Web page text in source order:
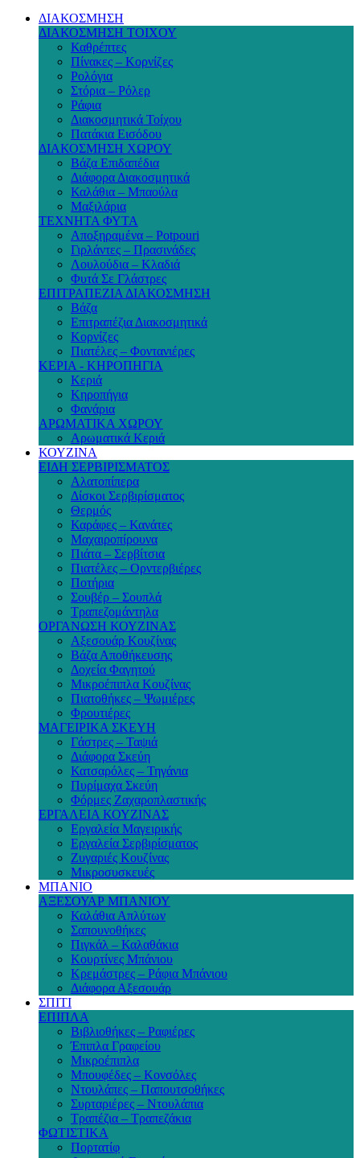
ΔΙΑΚΟΣΜΗΣΗ
ΔΙΑΚΟΣΜΗΣΗ ΤΟΙΧΟΥ
Καθρέπτες
Πίνακες – Κορνίζες
Ρολόγια
Στόρια – Ρόλερ
Ράφια
Διακοσμητικά Τοίχου
Πατάκια Εισόδου
ΔΙΑΚΟΣΜΗΣΗ ΧΩΡΟΥ
Βάζα Επιδαπέδια
Διάφορα Διακοσμητικά
Καλάθια – Μπαούλα
Μαξιλάρια
ΤΕΧΝΗΤΑ ΦΥΤΑ
Αποξηραμένα – Potpouri
Γιρλάντες – Πρασινάδες
Λουλούδια – Κλαδιά
Φυτά Σε Γλάστρες
ΕΠΙΤΡΑΠΕΖΙΑ ΔΙΑΚΟΣΜΗΣΗ
Βάζα
Επιτραπέζια Διακοσμητικά
Κορνίζες
Πιατέλες – Φοντανιέρες
ΚΕΡΙΑ - ΚΗΡΟΠΗΓΙΑ
Κεριά
Κηροπήγια
Φανάρια
ΑΡΩΜΑΤΙΚΑ ΧΩΡΟΥ
Αρωματικά Κεριά
ΚΟΥΖΙΝΑ
ΕΙΔΗ ΣΕΡΒΙΡΙΣΜΑΤΟΣ
Αλατοπίπερα
Δίσκοι Σερβιρίσματος
Θερμός
Καράφες – Κανάτες
Μαχαιροπίρουνα
Πιάτα – Σερβίτσια
Πιατέλες – Ορντερβιέρες
Ποτήρια
Σουβέρ – Σουπλά
Τραπεζομάντηλα
ΟΡΓΑΝΩΣΗ ΚΟΥΖΙΝΑΣ
Αξεσουάρ Κουζίνας
Βάζα Αποθήκευσης
Δοχεία Φαγητού
Μικροέπιπλα Κουζίνας
Πιατοθήκες – Ψωμιέρες
Φρουτιέρες
ΜΑΓΕΙΡΙΚΑ ΣΚΕΥΗ
Γάστρες – Ταψιά
Διάφορα Σκεύη
Κατσαρόλες – Τηγάνια
Πυρίμαχα Σκεύη
Φόρμες Ζαχαροπλαστικής
ΕΡΓΑΛΕΙΑ ΚΟΥΖΙΝΑΣ
Εργαλεία Μαγειρικής
Εργαλεία Σερβιρίσματος
Ζυγαριές Κουζίνας
Μικροσυσκευές
ΜΠΑΝΙΟ
ΑΞΕΣΟΥΑΡ ΜΠΑΝΙΟΥ
Καλάθια Απλύτων
Σαπουνοθήκες
Πιγκάλ – Καλαθάκια
Κουρτίνες Μπάνιου
Κρεμάστρες – Ράφια Μπάνιου
Διάφορα Αξεσουάρ
ΣΠΙΤΙ
ΕΠΙΠΛΑ
Βιβλιοθήκες – Ραφιέρες
Έπιπλα Γραφείου
Μικροέπιπλα
Μπουφέδες – Κονσόλες
Ντουλάπες – Παπουτσοθήκες
Συρταριέρες – Ντουλάπια
Τραπέζια – Τραπεζάκια
ΦΩΤΙΣΤΙΚΑ
Πορτατίφ